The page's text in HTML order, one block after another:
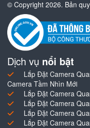
© Copyright 2026. Bản
Dịch vụ nổi bật
Lắp Đặt Camera
Camera Tầm Nhìn Mới
Lắp Đặt Camera
Lắp Đặt Camera
Lắp Đặt Camera
Lắp Đặt Camera